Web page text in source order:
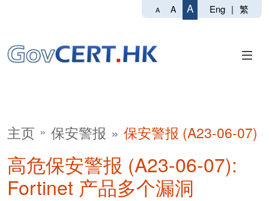
A A A Eng | 繁
主页 保安警报 保安警报 (A23-06-07)
高危保安警报 (A23-06-07):
Fortinet 产品多个漏洞